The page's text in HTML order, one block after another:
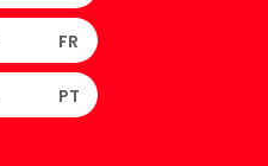
FR
PT